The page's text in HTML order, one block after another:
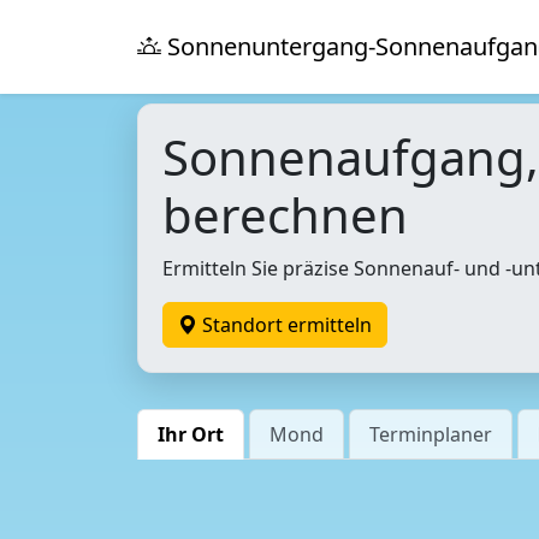
Sonnenuntergang-
berechnen
Ermitteln Sie präzise Sonnenauf- und -
Standort ermitteln
Ihr Ort Mond Terminplaner